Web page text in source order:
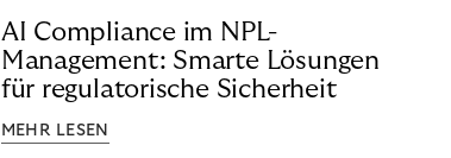
AI Compliance im NPL-
Management: Smarte Lösungen
für regulatorische Sicherheit
MEHR LESEN